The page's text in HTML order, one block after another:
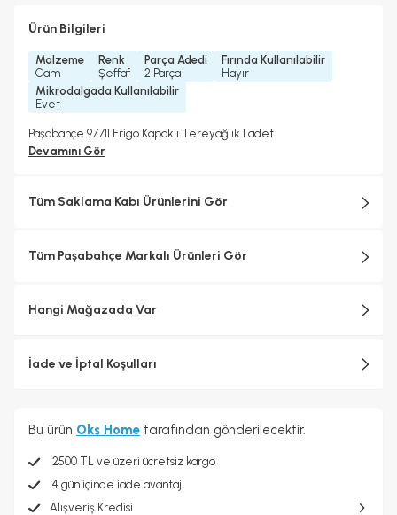
Ürün Bilgileri
Malzeme
Cam
Renk
Şeffaf
Parça Adedi
2 Parça
Fırında Kullanılabilir
Hayır
Mikrodalgada Kullanılabilir
Evet
Paşabahçe 97711 Frigo Kapaklı Tereyağlık 1 adet
Devamını Gör
Tüm Saklama Kabı Ürünlerini Gör
Tüm Paşabahçe Markalı Ürünleri Gör
Hangi Mağazada Var
İade ve İptal Koşulları
Bu ürün Oks Home tarafından gönderilecektir.
2500 TL ve üzeri ücretsiz kargo
14 gün içinde iade avantajı
Alışveriş Kredisi